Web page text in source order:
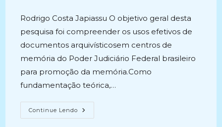
Rodrigo Costa Japiassu O objetivo geral desta
pesquisa foi compreender os usos efetivos de
documentos arquivísticosem centros de
memória do Poder Judiciário Federal brasileiro
para promoção da memória.Como
fundamentação teórica,…
Continue Lendo USOS
E